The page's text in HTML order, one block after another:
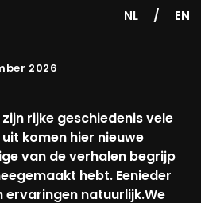
2026
NL / EN
rijke geschiedenis vele
komen hier nieuwe
van de verhalen begrijp
hebt. Eenieder
ervaringen natuurlijk.We